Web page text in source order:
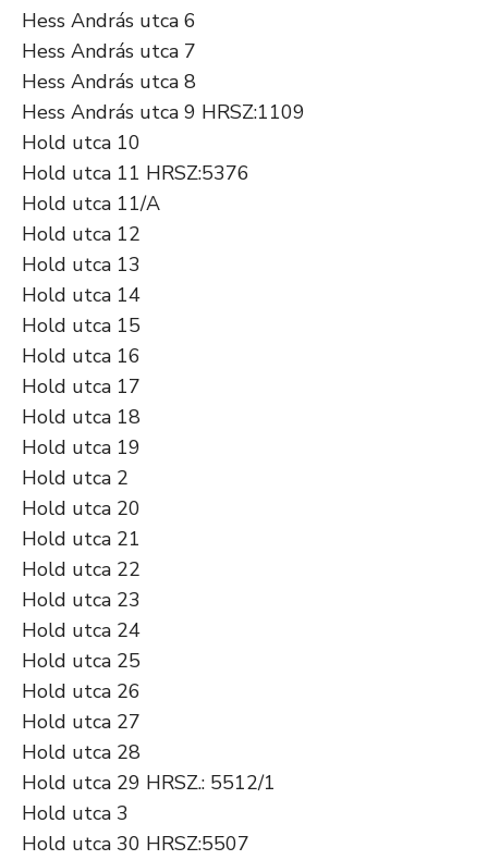
Hess András utca 6
Hess András utca 7
Hess András utca 8
Hess András utca 9 HRSZ:1109
Hold utca 10
Hold utca 11 HRSZ:5376
Hold utca 11/A
Hold utca 12
Hold utca 13
Hold utca 14
Hold utca 15
Hold utca 16
Hold utca 17
Hold utca 18
Hold utca 19
Hold utca 2
Hold utca 20
Hold utca 21
Hold utca 22
Hold utca 23
Hold utca 24
Hold utca 25
Hold utca 26
Hold utca 27
Hold utca 28
Hold utca 29 HRSZ.: 5512/1
Hold utca 3
Hold utca 30 HRSZ:5507